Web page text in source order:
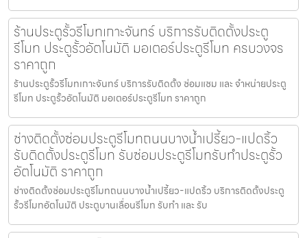
ร้านประตูรั้วรีโมทเกาะจันทร์ บริการรับติดตั้งประตู
รีโมท ประตูรั้วอัตโนมัติ มอเตอร์ประตูรีโมท ครบวงจร
ราคาถูก
ร้านประตูรั้วรีโมทเกาะจันทร์ บริการรับติดตั้ง ซ่อมแซม และ จำหน่ายประตู
รีโมท ประตูรั้วอัตโนมัติ มอเตอร์ประตูรีโมท ราคาถูก
ช่างติดตั้งซ่อมประตูรีโมทถนนบางน้ำเปรี้ยว-แปดริ้ว
รับติดตั้งประตูรีโมท รับซ่อมประตูรีโมทรับทำประตูรั้ว
อัตโนมัติ ราคาถูก
ช่างติดตั้งซ่อมประตูรีโมทถนนบางน้ำเปรี้ยว-แปดริ้ว บริการติดตั้งประตู
รั้วรีโมทอัตโนมัติ ประตูบานเลื่อนรีโมท รับทำ และ รับ